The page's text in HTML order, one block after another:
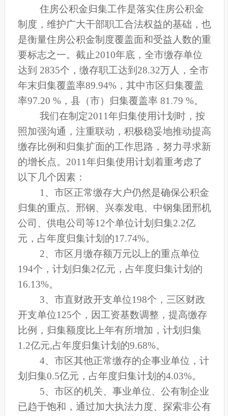
住房公积金归集工作是落实住房公积金
制度，维护广大干部职工合法权益的基础，也
是衡量住房公积金制度覆盖面和受益人数的重
要标志之一。截止2010年底，全市缴存单位
达到 2835个，缴存职工达到28.32万人，全市
年末归集覆盖率89.94%，其中市区归集覆盖
率97.20 %，县（市）归集覆盖率 81.79 %。
我们在制定2011年归集使用计划时，按
照加强沟通，注重联动，积极稳妥地推动提高
缴存比例和归集扩面的工作思路，努力寻求新
的增长点。2011年归集使用计划着重考虑了
以下几个因素：
1、市区正常缴存大户仍然是确保公积金
归集的重点。邢钢、兴泰发电、中钢集团邢机
公司、供电公司等12个单位计划归集2.2亿
元，占年度归集计划的17.74%。
2、市区月缴存额万元以上的重点单位
194个，计划归集2亿元，占年度归集计划的
16.13%。
3、市直财政开支单位198个，三区财政
开支单位125个，因工资基数调整，提高缴存
比例，归集额度比上年有所增加，计划归集
1.2亿元,占年度归集计划的9.68%。
4、市区其他正常缴存的企事业单位，计
划归集0.5亿元，占年度归集计划的4.03%。
5、市区的机关、事业单位、公有制企业
已趋于饱和，通过加大执法力度、探索非公有